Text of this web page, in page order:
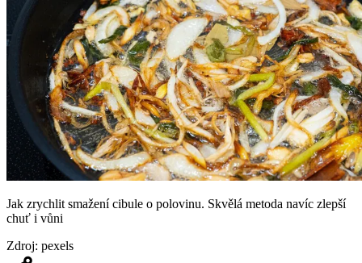
Jak zrychlit smažení cibule o polovinu. Skvělá metoda navíc zlepší
chuť i vůni
Zdroj: pexels